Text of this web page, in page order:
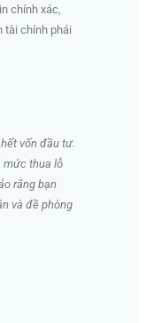
chính xác,
tài chính phái
vốn đầu tư.
mức thua lỗ
rằng bạn
và đề phòng